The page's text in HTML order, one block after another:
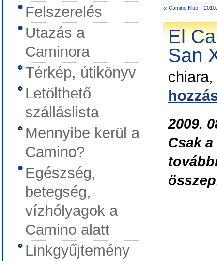
Felszerelés
Utazás a
Caminora
Térkép, útikönyv
Letölthető
szálláslista
Mennyibe kerül a
Camino?
Egészség,
betegség,
vízhólyagok a
Camino alatt
Linkgyűjtemény
« Camino Klub –
El
San
2009.
Csak